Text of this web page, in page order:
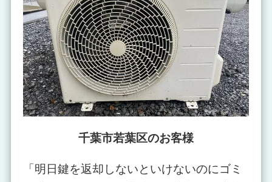
千葉市若葉区のお客様
「明日鍵を返却しないといけないのにゴミ